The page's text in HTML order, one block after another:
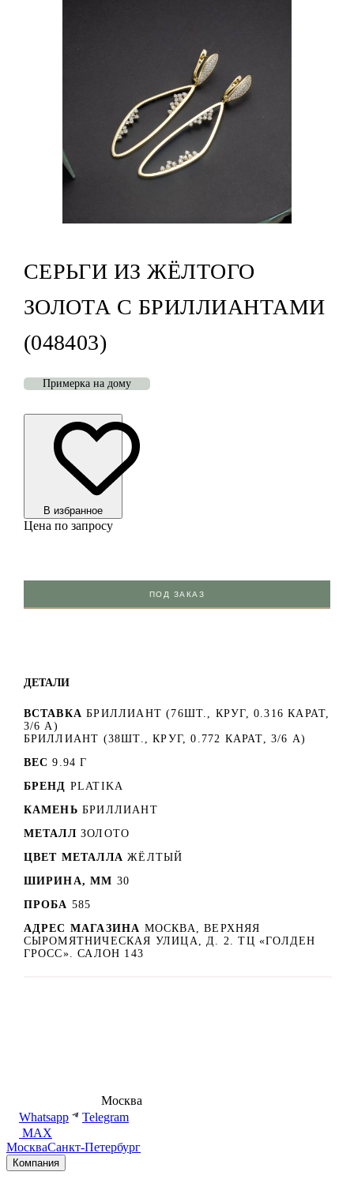
СЕРЬГИ ИЗ ЖЁЛТОГО
ЗОЛОТА С БРИЛЛИАНТАМИ
(048403)
Примерка на дому
В избранноe
Цена по запросу
ПОД ЗАКАЗ
ДЕТАЛИ
ВСТАВКА БРИЛЛИАНТ (76ШТ., КРУГ, 0.316 КАРАТ,
3/6 А)
БРИЛЛИАНТ (38ШТ., КРУГ, 0.772 КАРАТ, 3/6 А)
ВЕС 9.94 Г
БРЕНД PLATIKA
КАМЕНЬ БРИЛЛИАНТ
МЕТАЛЛ ЗОЛОТО
ЦВЕТ МЕТАЛЛА ЖЁЛТЫЙ
ШИРИНА, ММ 30
ПРОБА 585
АДРЕС МАГАЗИНА МОСКВА, ВЕРХНЯЯ
СЫРОМЯТНИЧЕСКАЯ УЛИЦА, Д. 2. ТЦ «ГОЛДЕН
ГРОСС». САЛОН 143
Москва
Whatsapp
Telegram
MAX
МоскваСанкт-Петербург
Компания